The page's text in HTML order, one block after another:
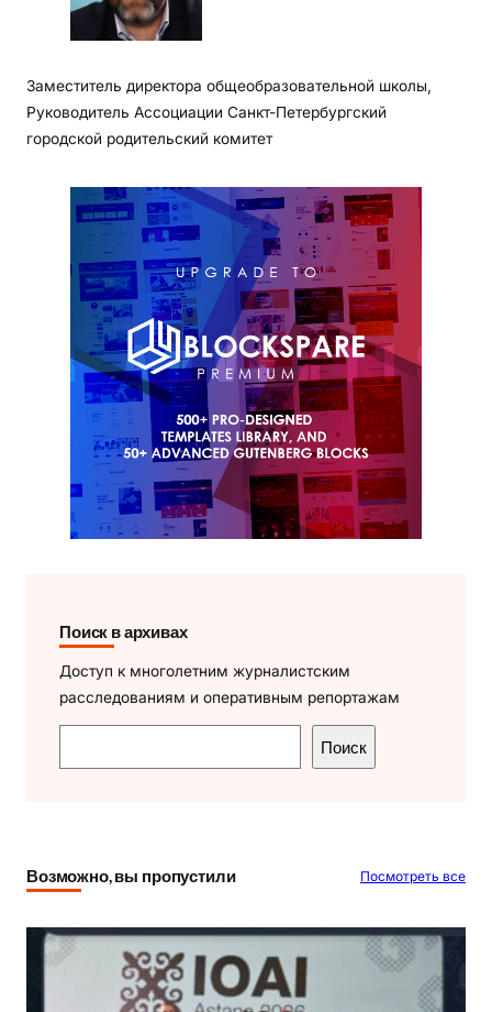
Заместитель директора общеобразовательной школы,
Руководитель Ассоциации Санкт-Петербургский
городской родительский комитет
Поиск в архивах
Доступ к многолетним журналистским
расследованиям и оперативным репортажам
о
Поиск
Возможно, вы пропустили Посмотреть все